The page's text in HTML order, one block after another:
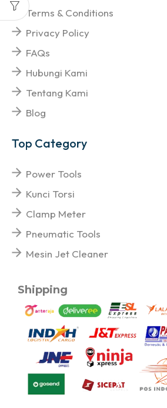
Terms & Conditions
Privacy Policy
FAQs
Hubungi Kami
Tentang Kami
Blog
Top Category
Power Tools
Kunci Torsi
Clamp Meter
Pneumatic Tools
Mesin Jet Cleaner
Shipping